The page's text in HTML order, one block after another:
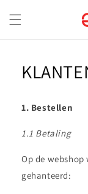
naar de
content
1. Bestellen
1.1 Betaling
Op de
gehanteerd: